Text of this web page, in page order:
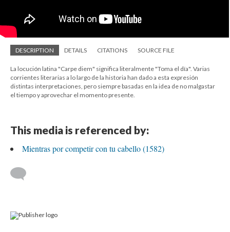
DESCRIPTION DETAILS CITATIONS SOURCE FILE
La locución latina "Carpe diem" significa literalmente "Toma el día". Varias
corrientes literarias a lo largo de la historia han dado a esta expresión
distintas interpretaciones, pero siempre basadas en la idea de no malgastar
el tiempo y aprovechar el momento presente.
This media is referenced by:
Mientras por competir con tu cabello (1582)